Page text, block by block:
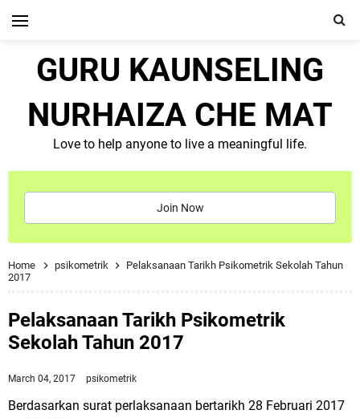
GURU KAUNSELING
NURHAIZA CHE MAT
Love to help anyone to live a meaningful life.
Join Now
Home psikometrik
Pelaksanaan Tarikh Psikometrik Sekolah Tahun
2017
Pelaksanaan Tarikh Psikometrik
Sekolah Tahun 2017
March 04, 2017 psikometrik
Berdasarkan surat perlaksanaan bertarikh 28 Februari 2017